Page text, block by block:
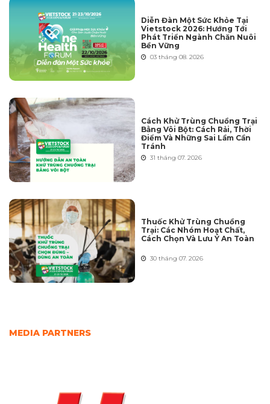
Diễn Đàn Một Sức Khỏe Tại
Vietstock 2026: Hướng Tới
Phát Triển Ngành Chăn Nuôi
Bền Vững
03 tháng 08. 2026
Cách Khử Trùng Chuồng Trại
Bằng Vôi Bột: Cách Rải, Thời
Điểm Và Những Sai Lầm Cần
Tránh
31 tháng 07. 2026
Thuốc Khử Trùng Chuồng
Trại: Các Nhóm Hoạt Chất,
Cách Chọn Và Lưu Ý An Toàn
30 tháng 07. 2026
MEDIA PARTNERS